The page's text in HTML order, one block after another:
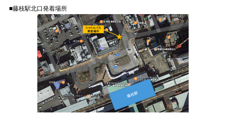
■藤枝駅北口発着場所